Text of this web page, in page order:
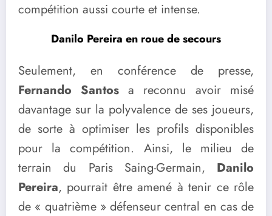
compétition aussi courte et intense.
Danilo Pereira en roue de secours
Seulement, en conférence de presse,
Fernando Santos a reconnu avoir misé
davantage sur la polyvalence de ses joueurs,
de sorte à optimiser les profils disponibles
pour la compétition. Ainsi, le milieu de
terrain du Paris Saing-Germain, Danilo
Pereira, pourrait être amené à tenir ce rôle
de « quatrième » défenseur central en cas de